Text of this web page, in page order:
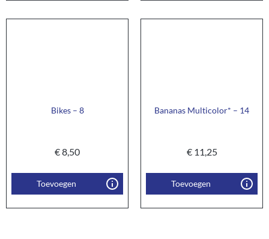
Bikes – 8
€8,50
Toevoegen
Bananas Multicolor* – 14
€11,25
Toevoegen